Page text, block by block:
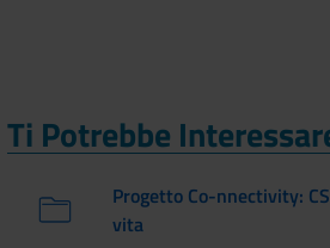
Ti Potrebbe
Progetto Co-nnectivity:
vita